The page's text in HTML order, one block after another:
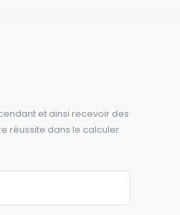
et ainsi recevoir des
réussite dans le calculer